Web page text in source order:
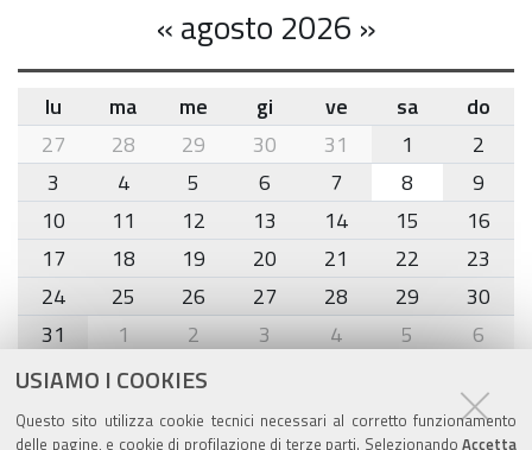
USIAMO I COOKIES
Questo sito utilizza cookie tecnici necessari al corretto funzionamento
delle pagine, e cookie di profilazione di terze parti. Selezionando Accetta
«agosto 2026 »
month-
8
lu ma me gi ve sa
do
27
28 29 30 31 1
2
3
4 5 6 7 8
9
10
11 12 13 14 15
16
17
18 19 20 21 22
23
24
25 26 27 28 29
30
31
1 2 3 4 5 6
Agenda eventi